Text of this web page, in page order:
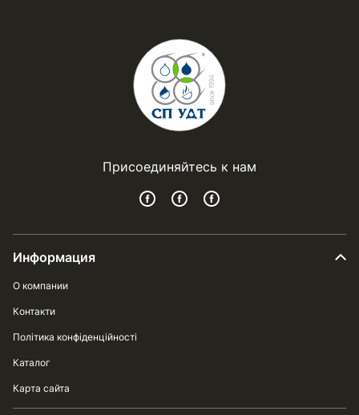
Присоединяйтесь к нам
Информация
О компании
Контакти
Політика конфіденційності
Каталог
Карта сайта